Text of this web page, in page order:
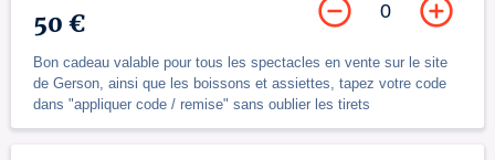
50 €
Bon cadeau valable pour tous les spectacles en vente sur le site
de Gerson, ainsi que les boissons et assiettes, tapez votre code
dans "appliquer code / remise" sans oublier les tirets
0